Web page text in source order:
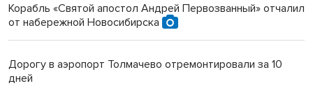
Корабль «Святой апостол Андрей Первозванный» отчалил
от набережной Новосибирска
Дорогу в аэропорт Толмачево отремонтировали за 10
дней